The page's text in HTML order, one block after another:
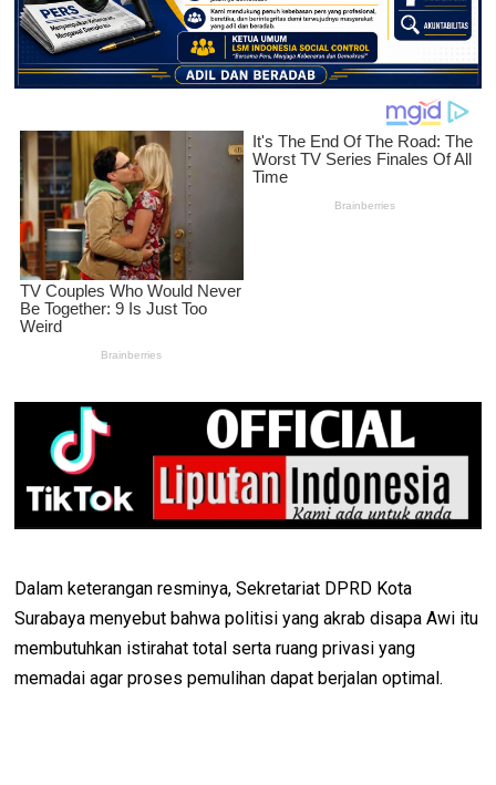
Dalam keterangan resminya, Sekretariat DPRD Kota
Surabaya menyebut bahwa politisi yang akrab disapa Awi itu
membutuhkan istirahat total serta ruang privasi yang
memadai agar proses pemulihan dapat berjalan optimal.